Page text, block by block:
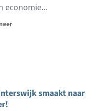
economie...
smaakt naar